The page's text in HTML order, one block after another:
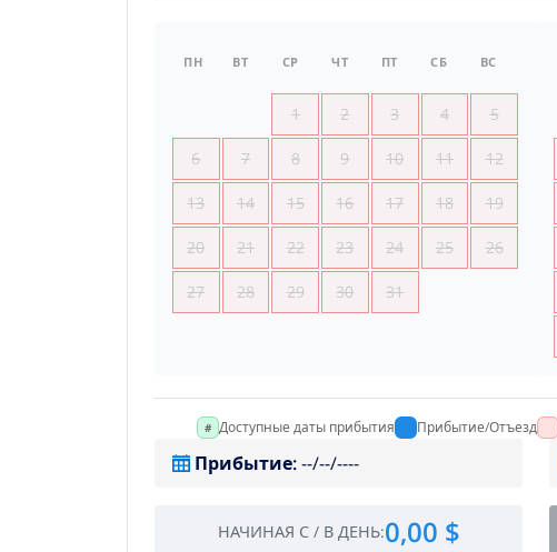
ПН ВТ СР ЧТ ПТ СБ ВС
1 2 3 4 5
6 7 8 9 10 11 12
13 14 15 16 17 18 19
20 21 22 23 24 25 26
27 28 29 30 31
Доступные даты прибытия Прибытие/Отъезд
Прибытие:--/--/----
НАЧИНАЯ С/ В ДЕНЬ:0,00 $